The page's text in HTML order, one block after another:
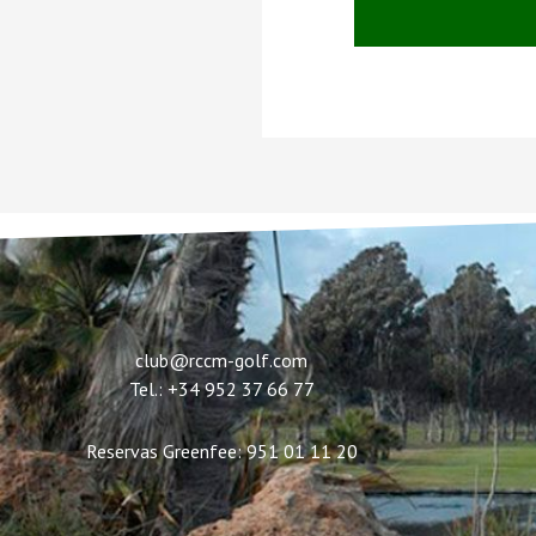
club@rccm-golf.com
Tel.: +34 952 37 66 77
Reservas Greenfee: 951 01 11 20